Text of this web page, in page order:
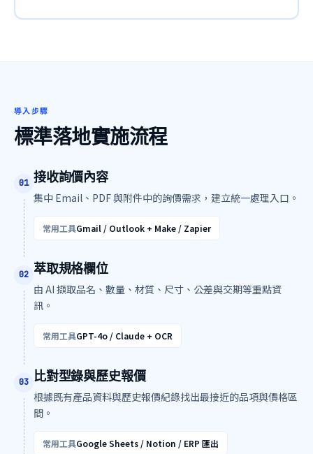
導入步驟
標準落地實施流程
01 接收詢價內容
集中 Email、PDF 與附件中的詢價需求，建立統一處理入口。
常用工具Gmail / Outlook + Make / Zapier
02 萃取規格欄位
由 AI 擷取品名、數量、材質、尺寸、公差與交期等重點資
訊。
常用工具GPT-4o / Claude + OCR
03 比對型錄與歷史報價
根據既有產品資料與歷史報價紀錄找出最接近的品項與價格區
間。
常用工具Google Sheets / Notion / ERP 匯出